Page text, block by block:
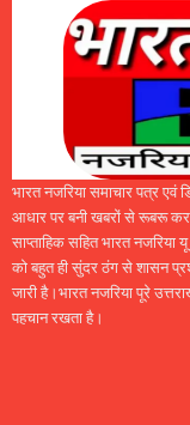
भारत नजरिया समाचार पत्र
आधार पर बनी खबरों से रूबरू
साप्ताहिक सहित भारत
को बहुत ही सुंदर ठंग से शासन
जारी है।भारत नजरिया पूरे
पहचान रखता है।